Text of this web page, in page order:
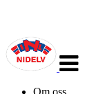
navigasjon
Om oss